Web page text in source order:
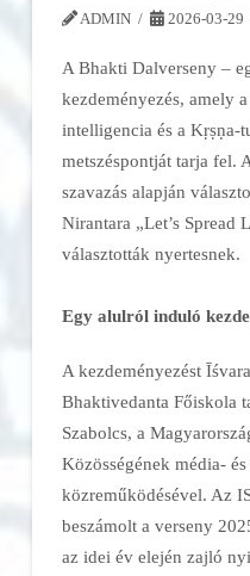
ADMIN 2026-03-29
A Bhakti Dalverseny –
kezdeményezés, amely
intelligencia és a Kṛṣṇa-
metszéspontját tarja fel.
szavazás alapján
Nirantara „Let’s
választották nyertesnek.
Egy alulról induló
A kezdeményezést
Bhaktivedanta Főiskola
Szabolcs, a
Közösségének média-
közreműködésével. Az
beszámolt a verseny
az idei év elején zajló